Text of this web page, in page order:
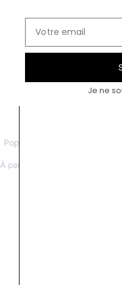
Poppy Blue bague duo pierre
À partir de 2390 €
Je ne